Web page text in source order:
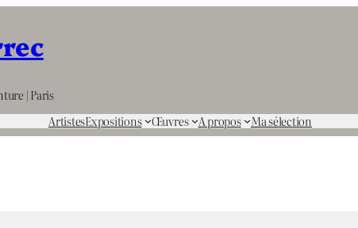
| Paris
ArtistesExpositions Œuvres A propos Ma sélection